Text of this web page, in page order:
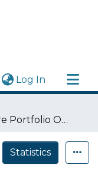
Log In (current)
Risk-Aware Portfolio Optimization via Reinforcement Learning with Expected Shortfall
Statistics